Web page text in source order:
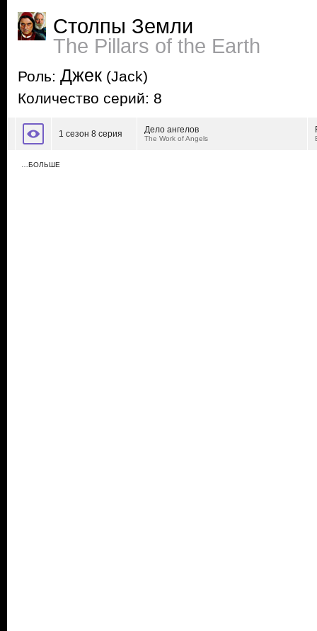
Столпы Земли
The Pillars of the Earth
Роль: Джек (Jack)
Количество серий: 8
1 сезон 8 серия Дело ангелов
The Work of Angels
…БОЛЬШЕ